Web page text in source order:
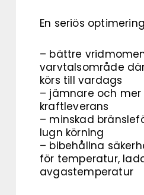
En seriös
– bättre
varvtalsområde
körs till vardags
– jämnare och mer
kraftleverans
– minskad
lugn körning
– bibehållna
för temperatur,
avgastemperatur